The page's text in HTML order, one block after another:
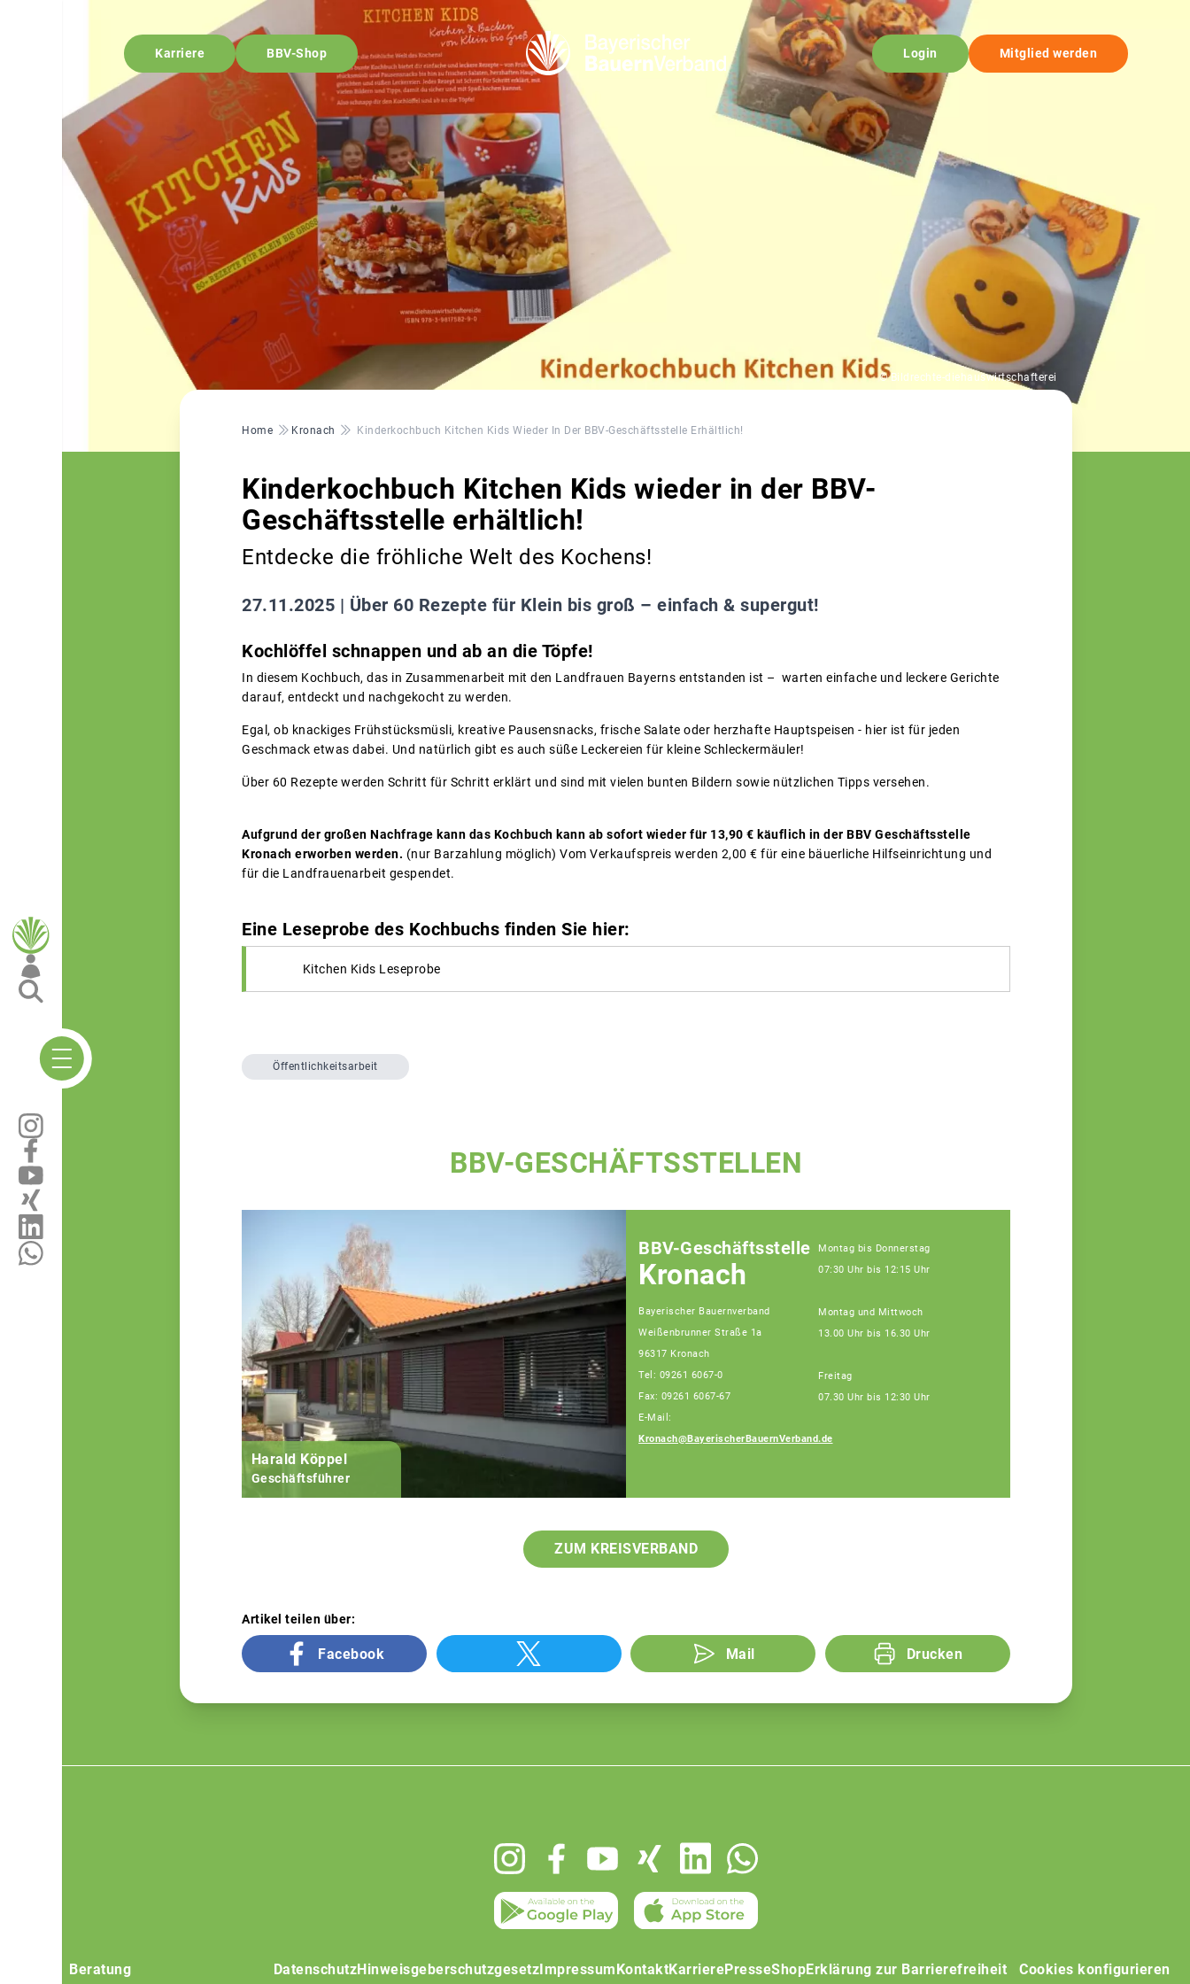
Karriere BBV-Shop Login Mitglied werden
© Bildrechte-diehauswirtschafterei
Pfadnavigation
Home Kronach Kinderkochbuch Kitchen Kids Wieder In Der BBV-Geschäftsstelle Erhältlich!
Kinderkochbuch Kitchen Kids wieder in der BBV-
Geschäftsstelle erhältlich!
Entdecke die fröhliche Welt des Kochens!
27.11.2025 | Über 60 Rezepte für Klein bis groß – einfach & supergut!
Kochlöffel schnappen und ab an die Töpfe!
In diesem Kochbuch, das in Zusammenarbeit mit den Landfrauen Bayerns entstanden ist – warten einfache und leckere Gerichte
darauf, entdeckt und nachgekocht zu werden.
Egal, ob knackiges Frühstücksmüsli, kreative Pausensnacks, frische Salate oder herzhafte Hauptspeisen - hier ist für jeden
Geschmack etwas dabei. Und natürlich gibt es auch süße Leckereien für kleine Schleckermäuler!
Über 60 Rezepte werden Schritt für Schritt erklärt und sind mit vielen bunten Bildern sowie nützlichen Tipps versehen.
Aufgrund der großen Nachfrage kann das Kochbuch kann ab sofort wieder für 13,90 € käuflich in der BBV Geschäftsstelle
Kronach erworben werden. (nur Barzahlung möglich) Vom Verkaufspreis werden 2,00 € für eine bäuerliche Hilfseinrichtung und
für die Landfrauenarbeit gespendet.
Eine Leseprobe des Kochbuchs finden Sie hier:
Kitchen Kids Leseprobe
Öffentlichkeitsarbeit
BBV-GESCHÄFTSSTELLEN
Harald Köppel
Geschäftsführer
BBV-Geschäftsstelle
Kronach
Bayerischer Bauernverband
Weißenbrunner Straße 1a
96317 Kronach
Tel: 09261 6067-0
Fax: 09261 6067-67
E-Mail:
Kronach@BayerischerBauernVerband.de
Montag bis Donnerstag
07:30 Uhr bis 12:15 Uhr
Montag und Mittwoch
13.00 Uhr bis 16.30 Uhr
Freitag
07.30 Uhr bis 12:30 Uhr
ZUM KREISVERBAND
Artikel teilen über:
Facebook Mail Drucken
Beratung DatenschutzHinweisgeberschutzgesetz Impressum KontaktKarrierePresseShopErklärung zur Barrierefreiheit Cookies konfigurieren